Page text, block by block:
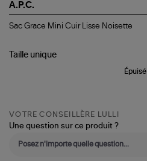
A.P.C.
Sac
Cuir
Sac Grace Mini Cuir Lisse Noisette
Taille unique
Épuisé
VOTRE CONSEILLÈRE LULLI
Une question sur ce produit ?